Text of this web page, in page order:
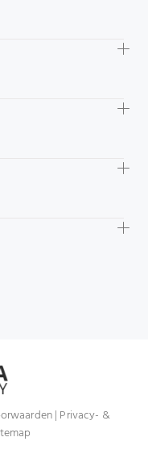
| Privacy- &